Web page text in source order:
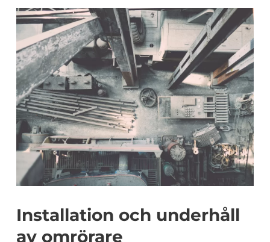
Installation och underhåll
av omrörare